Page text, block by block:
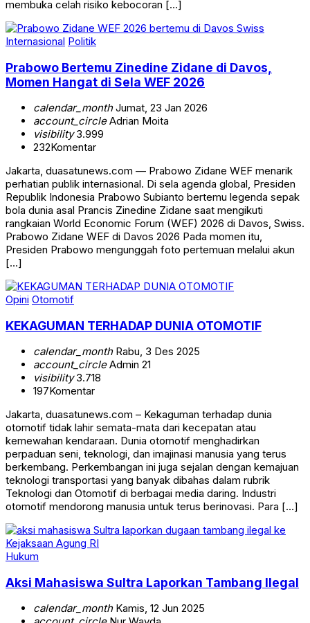
membuka celah risiko kebocoran […]
Internasional Politik
Prabowo Bertemu Zinedine Zidane di Davos,
Momen Hangat di Sela WEF 2026
calendar_monthJumat, 23 Jan 2026
account_circleAdrian Moita
visibility3.999
232Komentar
Jakarta, duasatunews.com — Prabowo Zidane WEF menarik
perhatian publik internasional. Di sela agenda global, Presiden
Republik Indonesia Prabowo Subianto bertemu legenda sepak
bola dunia asal Prancis Zinedine Zidane saat mengikuti
rangkaian World Economic Forum (WEF) 2026 di Davos, Swiss.
Prabowo Zidane WEF di Davos 2026 Pada momen itu,
Presiden Prabowo mengunggah foto pertemuan melalui akun
[…]
Opini Otomotif
KEKAGUMAN TERHADAP DUNIA OTOMOTIF
calendar_monthRabu, 3 Des 2025
account_circleAdmin 21
visibility3.718
197Komentar
Jakarta, duasatunews.com – Kekaguman terhadap dunia
otomotif tidak lahir semata-mata dari kecepatan atau
kemewahan kendaraan. Dunia otomotif menghadirkan
perpaduan seni, teknologi, dan imajinasi manusia yang terus
berkembang. Perkembangan ini juga sejalan dengan kemajuan
teknologi transportasi yang banyak dibahas dalam rubrik
Teknologi dan Otomotif di berbagai media daring. Industri
otomotif mendorong manusia untuk terus berinovasi. Para […]
Hukum
Aksi Mahasiswa Sultra Laporkan Tambang Ilegal
calendar_monthKamis, 12 Jun 2025